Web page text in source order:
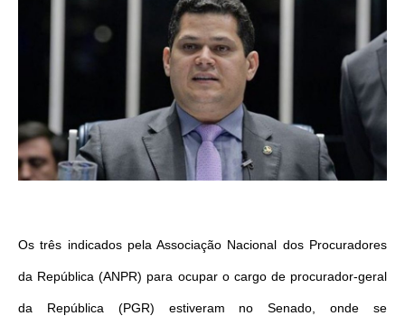
Os três indicados pela Associação Nacional dos Procuradores
da República (ANPR) para ocupar o cargo de procurador-geral
da República (PGR) estiveram no Senado, onde se